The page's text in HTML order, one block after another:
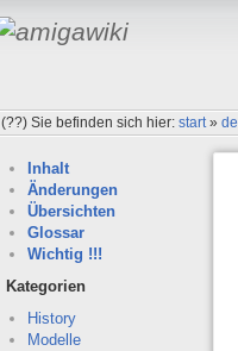
(??)Sie befinden sich hier:start»de
Inhalt
Änderungen
Übersichten
Glossar
Wichtig !!!
Kategorien
History
Modelle